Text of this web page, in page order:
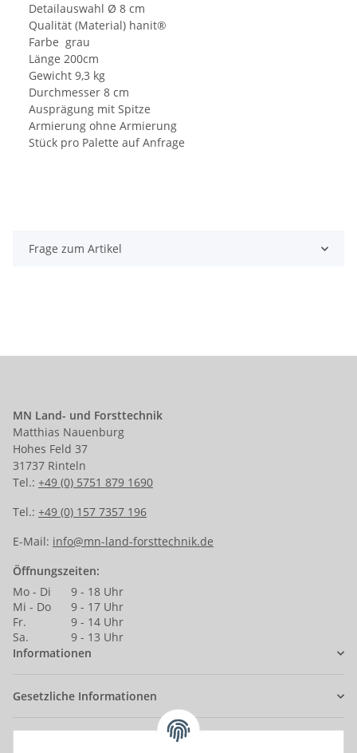
Detailauswahl Ø 8 cm
Qualität (Material) hanit®
Farbe grau
Länge 200cm
Gewicht 9,3 kg
Durchmesser 8 cm
Ausprägung mit Spitze
Armierung ohne Armierung
Stück pro Palette auf Anfrage
Frage zum Artikel
MN Land- und Forsttechnik
Matthias Nauenburg
Hohes Feld 37
31737 Rinteln
Tel.: +49 (0) 5751 879 1690
Tel.: +49 (0) 157 7357 196
E-Mail: info@mn-land-forsttechnik.de
Öffnungszeiten:
Mo - Di
9 - 18 Uhr
Mi - Do
9 - 17 Uhr
Fr.
9 - 14 Uhr
Sa.
9 - 13 Uhr
Informationen
Gesetzliche Informationen